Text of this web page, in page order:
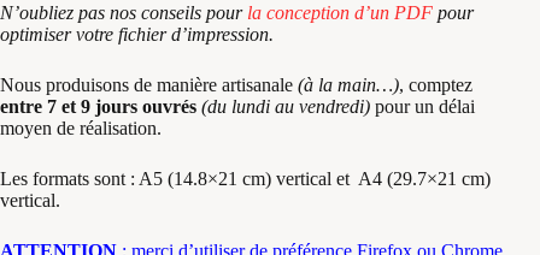
N’oubliez pas nos conseils pour la conception d’un PDF pour
optimiser votre fichier d’impression.
Nous produisons de manière artisanale (à la main…), comptez
entre 7 et 9 jours ouvrés (du lundi au vendredi) pour un délai
moyen de réalisation.
Les formats sont : A5 (14.8×21 cm) vertical et A4 (29.7×21 cm)
vertical.
ATTENTION : merci d’utiliser de préférence Firefox ou Chrome